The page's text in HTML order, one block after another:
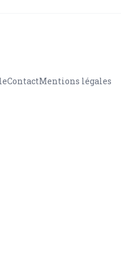
ContactMentions légales